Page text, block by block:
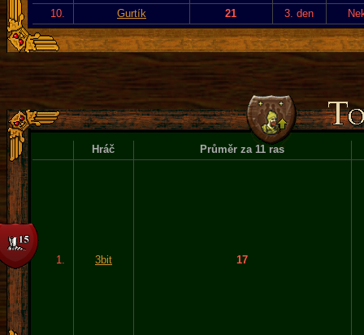
10.
Gurtík 21 3. den
Hráč Průměr za 11 ras
1. 3bit 17